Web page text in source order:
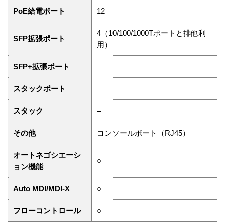
PoE給電ポート 12
SFP拡張ポート
4（10/100/1000Tポートと排他利
用）
SFP+拡張ポート –
スタックポート –
スタック –
その他 コンソールポート（RJ45）
オートネゴシエーシ
ョン機能
○
Auto MDI/MDI-X ○
フローコントロール ○